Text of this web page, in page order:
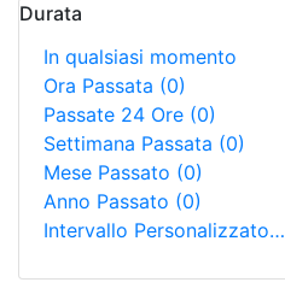
Durata
In qualsiasi momento
Ora Passata (0)
Passate 24 Ore (0)
Settimana Passata (0)
Mese Passato (0)
Anno Passato (0)
Intervallo Personalizzato…